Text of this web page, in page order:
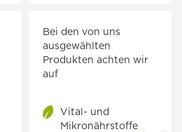
Bei den von uns
ausgewählten
Produkten achten wir
auf
Vital- und
Mikronährstoffe